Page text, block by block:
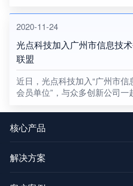
2020-11-24
光点科技加入广州市信息技
联盟
近日，光点科技加入“广州市信
会员单位”，与众多创新公司一
台技术发展迈向了新阶段。
核心产品
解决方案